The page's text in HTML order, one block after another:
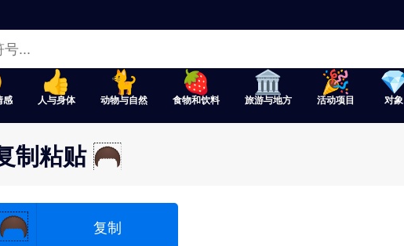
感 人与身体 动物与自然 食物和饮料 旅游与地方 活动项目 对象
制粘贴 🦱
复制